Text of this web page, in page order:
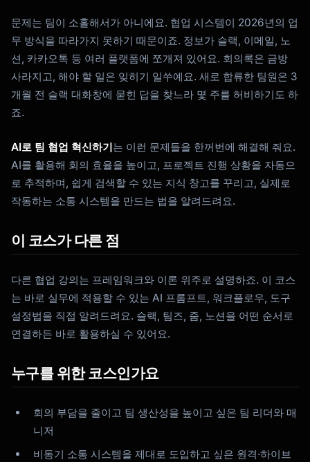
문제는 팀이 소홀해서가 아니에요. 협업 시스템이 2026년의 업
무 방식을 따라가지 못하기 때문이죠. 정보가 슬랙, 이메일, 노
션, 카카오톡 등 여러 플랫폼에 쪼개져 있어요. 회의록은 금방
사라지고, 해야 할 일은 잊히기 일쑤예요. 새로 합류한 팀원은 3
개월 전 슬랙 대화창에 묻힌 답을 찾느라 몇 주를 허비하기도 하
죠.
AI로 팀 협업 혁신하기는 이런 문제들을 한꺼번에 해결해 줘요.
AI를 활용해 회의 효율을 높이고, 프로젝트 진행 상황을 자동으
로 추적하며, 쉽게 검색할 수 있는 지식 창고를 꾸리고, 실제로
작동하는 소통 시스템을 만드는 법을 알려드려요.
이 코스가 다른 점
다른 협업 강의는 프레임워크와 이론 위주로 설명하죠. 이 코스
는 바로 실무에 적용할 수 있는 AI 프롬프트, 워크플로우, 도구
설정법을 직접 알려드려요. 슬랙, 팀즈, 줌, 노션을 어떤 순서로
연결하든 바로 활용하실 수 있어요.
누구를 위한 코스인가요
회의 부담을 줄이고 팀 생산성을 높이고 싶은 팀 리더와 매
니저
비동기 소통 시스템을 제대로 도입하고 싶은 원격·하이브
Kai
코스 찾기 · 도와드릴게요